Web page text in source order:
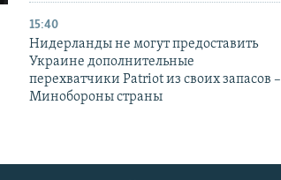
15:40
Нидерланды не могут предоставить
Украине дополнительные
перехватчики Patriot из своих запасов –
Минобороны страны